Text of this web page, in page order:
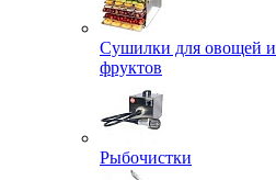
Сушилки для овощей и
фруктов
Рыбочистки